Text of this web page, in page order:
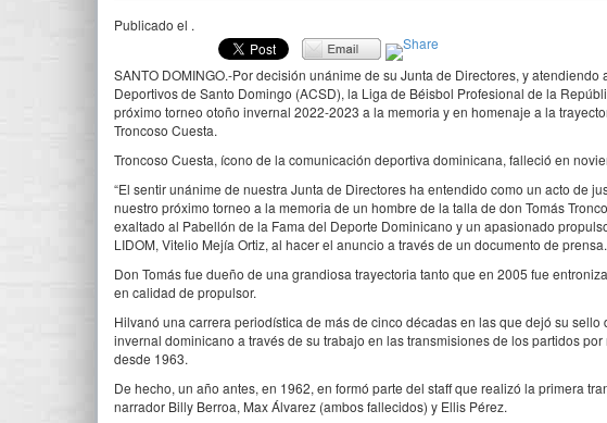
Publicado el .
SANTO DOMINGO.-Por decisión unánime de su Junta de Directores, y
Deportivos de Santo Domingo (ACSD), la Liga de Béisbol Profesional de la
próximo torneo otoño invernal 2022-2023 a la memoria y en homenaje a la
Troncoso Cuesta.
Troncoso Cuesta, ícono de la comunicación deportiva dominicana, falleció en
“El sentir unánime de nuestra Junta de Directores ha entendido como un acto de
nuestro próximo torneo a la memoria de un hombre de la talla de don Tomás
exaltado al Pabellón de la Fama del Deporte Dominicano y un apasionado
LIDOM, Vitelio Mejía Ortiz, al hacer el anuncio a través de un documento de prensa.
Don Tomás fue dueño de una grandiosa trayectoria tanto que en 2005 fue
en calidad de propulsor.
Hilvanó una carrera periodística de más de cinco décadas en las que dejó su
invernal dominicano a través de su trabajo en las transmisiones de los partidos
desde 1963.
De hecho, un año antes, en 1962, en formó parte del staff que realizó la primera
narrador Billy Berroa, Max Álvarez (ambos fallecidos) y Ellis Pérez.